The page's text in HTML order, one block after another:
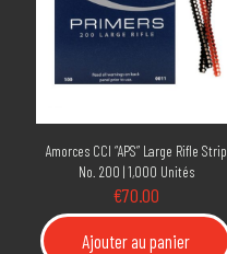
Amorces CCI “APS” Large Rifle Strip
No. 200 | 1,000 Unités
€70.00
Ajouter au panier